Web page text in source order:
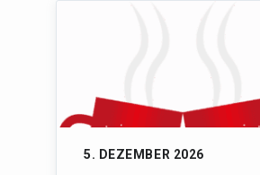
5. DEZEMBER 2026